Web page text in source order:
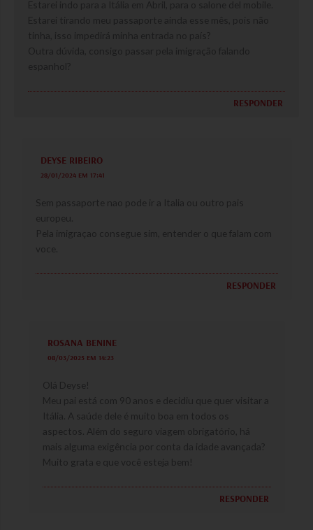
RESPONDER
DEYSE RIBEIRO
28/01/2024 EM 17:41
Sem passaporte nao pode ir a Italia ou outro pais
europeu.
Pela imigraçao consegue sim, entender o que falam com
voce.
RESPONDER
ROSANA BENINE
08/03/2025 EM 14:23
Olá Deyse!
Meu pai está com 90 anos e decidiu que quer visitar a
Itália. A saúde dele é muito boa em todos os
aspectos. Além do seguro viagem obrigatório, há
mais alguma exigência por conta da idade avançada?
Muito grata e que você esteja bem!
RESPONDER